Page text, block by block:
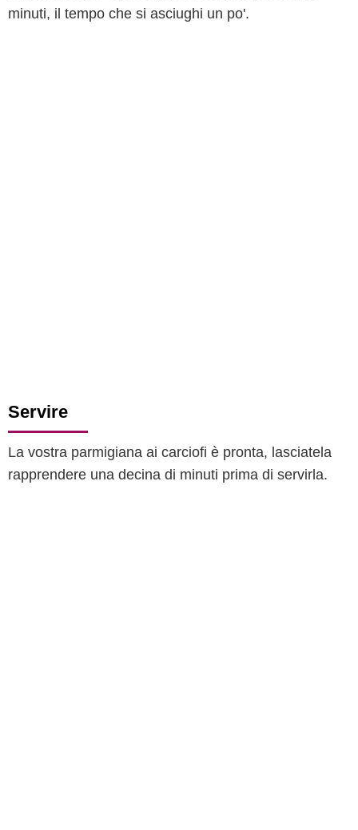
minuti, il tempo che si asciughi un po'.
Servire
La vostra parmigiana ai carciofi è pronta, lasciatela
rapprendere una decina di minuti prima di servirla.